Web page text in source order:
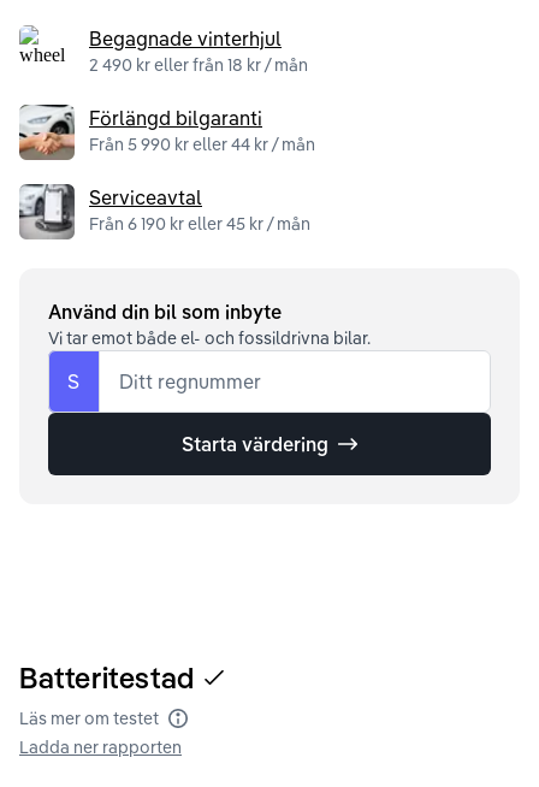
Begagnade vinterhjul
2 490 kr eller från 18 kr / mån
Förlängd bilgaranti
Från 5 990 kr eller 44 kr / mån
Serviceavtal
Från 6 190 kr eller 45 kr / mån
Använd din bil som inbyte
Vi tar emot både el- och fossildrivna bilar.
S Ditt regnummer
Starta värdering
Batteritestad
Läs mer om testet Batteritest
Ladda ner rapporten